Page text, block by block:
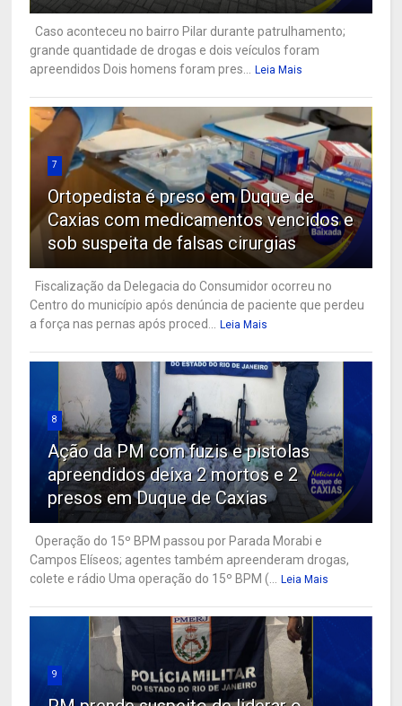
Caso aconteceu no bairro Pilar durante patrulhamento;
grande quantidade de drogas e dois veículos foram
apreendidos Dois homens foram pres...
Leia Mais
7
Ortopedista é preso em Duque de
Caxias com medicamentos vencidos e
sob suspeita de falsas cirurgias
Fiscalização da Delegacia do Consumidor ocorreu no
Centro do município após denúncia de paciente que perdeu
a força nas pernas após proced...
Leia Mais
8
Ação da PM com fuzis e pistolas
apreendidos deixa 2 mortos e 2
presos em Duque de Caxias
Operação do 15º BPM passou por Parada Morabi e
Campos Elíseos; agentes também apreenderam drogas,
colete e rádio Uma operação do 15º BPM (...
Leia Mais
9